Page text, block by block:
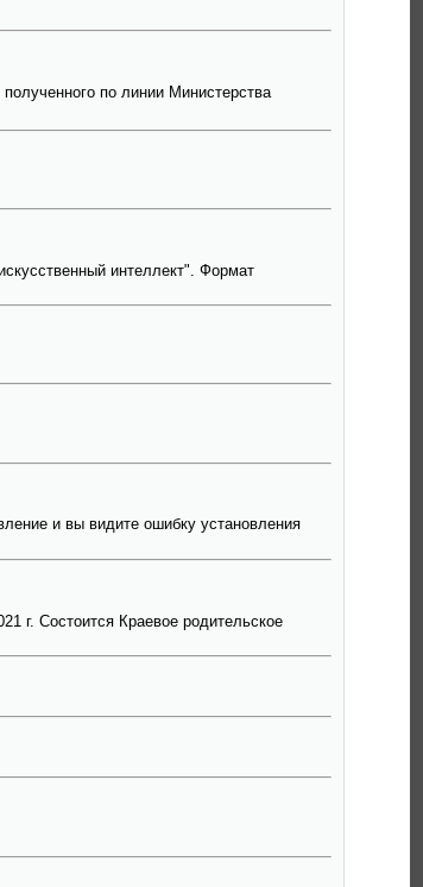
по линии Министерства
интеллект". Формат
и вы видите ошибку установления
г. Состоится Краевое родительское